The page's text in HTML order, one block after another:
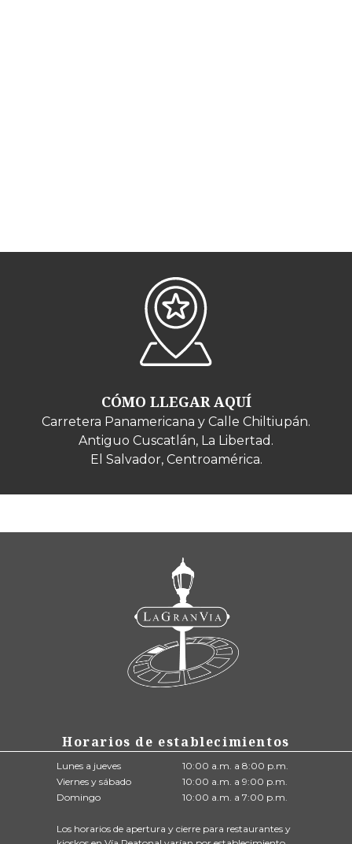
CÓMO LLEGAR AQUÍ
Carretera Panamericana y Calle Chiltiupán.
Antiguo Cuscatlán, La Libertad.
El Salvador, Centroamérica.
Horarios de establecimientos
Lunes a jueves
10:00 a.m. a 8:00 p.m.
Viernes y sábado
10:00 a.m. a 9:00 p.m.
Domingo
10:00 a.m. a 7:00 p.m.
Los horarios de apertura y cierre para restaurantes y